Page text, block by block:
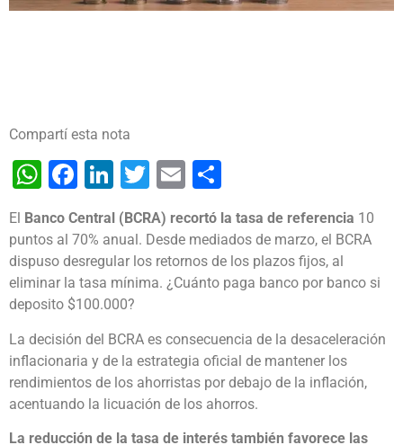
Compartí esta nota
WhatsApp
Facebook
LinkedIn
Twitter
Email
El Banco Central (BCRA) recortó la tasa de referencia 10
puntos al 70% anual. Desde mediados de marzo, el BCRA
dispuso desregular los retornos de los plazos fijos, al
eliminar la tasa mínima. ¿Cuánto paga banco por banco si
deposito $100.000?
La decisión del BCRA es consecuencia de la desaceleración
inflacionaria y de la estrategia oficial de mantener los
rendimientos de los ahorristas por debajo de la inflación,
acentuando la licuación de los ahorros.
La reducción de la tasa de interés también favorece las